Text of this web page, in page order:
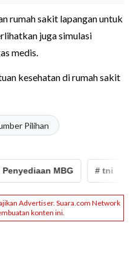
rumah sakit lapangan untuk
juga simulasi
medis.
kesehatan di rumah sakit
Pilihan
MBG # tni